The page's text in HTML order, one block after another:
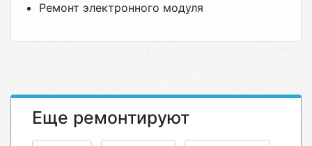
Ремонт электронного модуля
Еще ремонтируют